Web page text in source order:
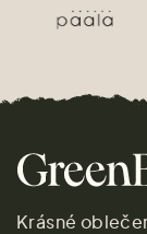
Krásné